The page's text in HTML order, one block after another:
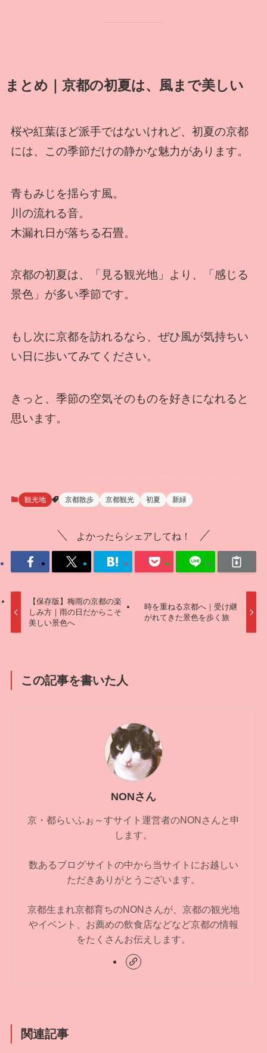
まとめ｜京都の初夏は、風まで美しい
桜や紅葉ほど派手ではないけれど、初夏の京都
には、この季節だけの静かな魅力があります。
青もみじを揺らす風。
川の流れる音。
木漏れ日が落ちる石畳。
京都の初夏は、「見る観光地」より、「感じる
景色」が多い季節です。
もし次に京都を訪れるなら、ぜひ風が気持ちい
い日に歩いてみてください。
きっと、季節の空気そのものを好きになれると
思います。
観光地 京都散歩 京都観光 初夏 新緑
よかったらシェアしてね！
【保存版】梅雨の京都の楽
しみ方｜雨の日だからこそ
美しい景色へ
時を重ねる京都へ｜受け継
がれてきた景色を歩く旅
この記事を書いた人
NONさん
京・都らいふぉ～すサイト運営者のNONさんと申
します。
数あるブログサイトの中から当サイトにお越しい
ただきありがとうございます。
京都生まれ京都育ちのNONさんが、京都の観光地
やイベント、お薦めの飲食店などなど京都の情報
をたくさんお伝えします。
関連記事